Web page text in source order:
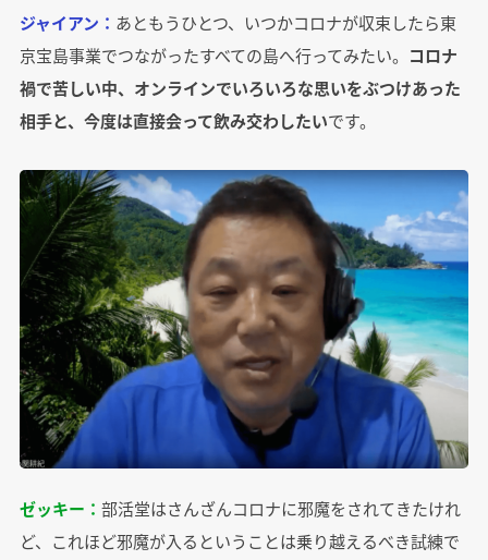
ジャイアン： あともうひとつ、いつかコロナが収束したら東
京宝島事業でつながったすべての島へ行ってみたい。 コロナ
禍で苦しい中、オンラインでいろいろな思いをぶつけあった
相手と、今度は直接会って飲み交わしたいです。
ゼッキー： 部活堂はさんざんコロナに邪魔をされてきたけれ
ど、これほど邪魔が入るということは乗り越えるべき試練で